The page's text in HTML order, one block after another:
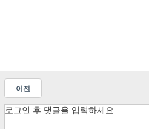
이전